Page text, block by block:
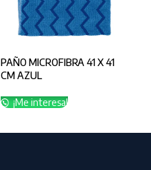
PAÑO MICROFIBRA 41 X 41
CM AZUL
¡Me interesa!